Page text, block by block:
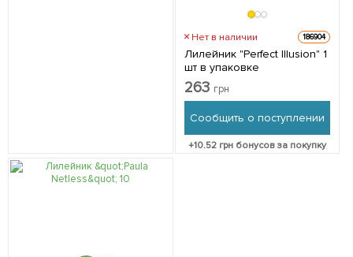
Нет в наличии 186904
Лилейник "Perfect Illusion" 1
шт в упаковке
263 грн
Сообщить о поступлении
+10.52грн бонусов за покупку